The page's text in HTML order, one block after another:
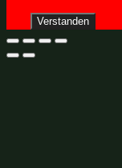
Verstanden